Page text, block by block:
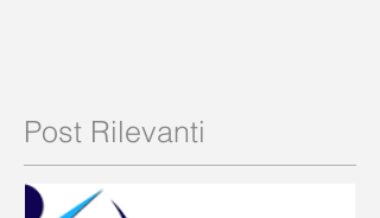
Post Rilevanti